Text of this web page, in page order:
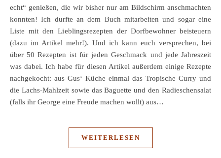
echt“ genießen, die wir bisher nur am Bildschirm anschmachten
konnten! Ich durfte an dem Buch mitarbeiten und sogar eine
Liste mit den Lieblingsrezepten der Dorfbewohner beisteuern
(dazu im Artikel mehr!). Und ich kann euch versprechen, bei
über 50 Rezepten ist für jeden Geschmack und jede Jahreszeit
was dabei. Ich habe für diesen Artikel außerdem einige Rezepte
nachgekocht: aus Gus‘ Küche einmal das Tropische Curry und
die Lachs-Mahlzeit sowie das Baguette und den Radieschensalat
(falls ihr George eine Freude machen wollt) aus…
WEITERLESEN